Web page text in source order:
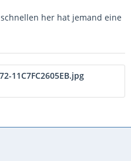
her hat jemand eine
11C7FC2605EB.jpg